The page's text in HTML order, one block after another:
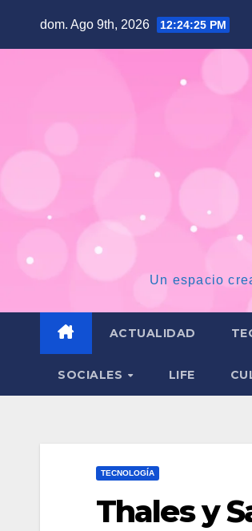
dom. Ago 9th, 2026 12:24:26 PM
Un espacio
ACTUALIDAD
SOCIALES LIFE
TECNOLOGÍA
Thales y